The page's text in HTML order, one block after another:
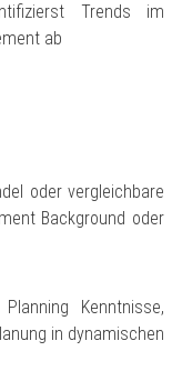
Trends im
ab
oder vergleichbare
Background oder
Kenntnisse,
in dynamischen